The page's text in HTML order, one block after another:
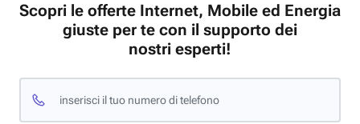
Scopri le offerte Internet, Mobile ed Energia
giuste per te con il supporto dei
nostri esperti!
inserisci il tuo numero di telefono